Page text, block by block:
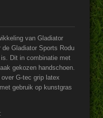
van Gladiator
Gladiator Sports Rodu
Dit in combinatie met
gekozen handschoen.
G-tec grip latex
gebruik op kunstgras